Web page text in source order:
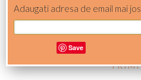
Adaugati adresa de email mai
Save